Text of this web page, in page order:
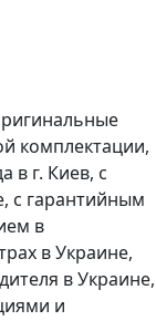
комплектации,
в г. Киев, с
с гарантийным
в
в Украине,
в Украине,
и